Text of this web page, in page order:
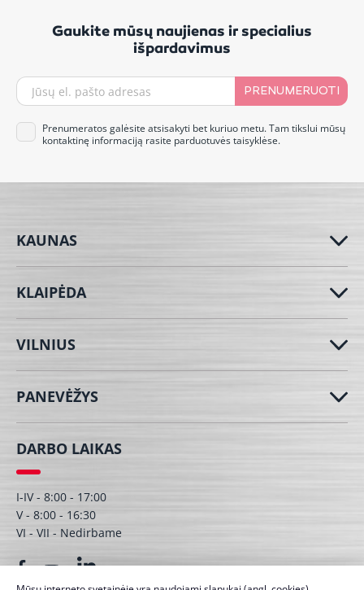
Gaukite mūsų naujienas ir specialius
išpardavimus
PRENUMERUOTI
Prenumeratos galėsite atsisakyti bet kuriuo metu. Tam tikslui mūsų
kontaktinę informaciją rasite parduotuvės taisyklėse.
KAUNAS
KLAIPĖDA
VILNIUS
PANEVĖŽYS
DARBO LAIKAS
I-IV - 8:00 - 17:00
V - 8:00 - 16:30
VI - VII - Nedirbame